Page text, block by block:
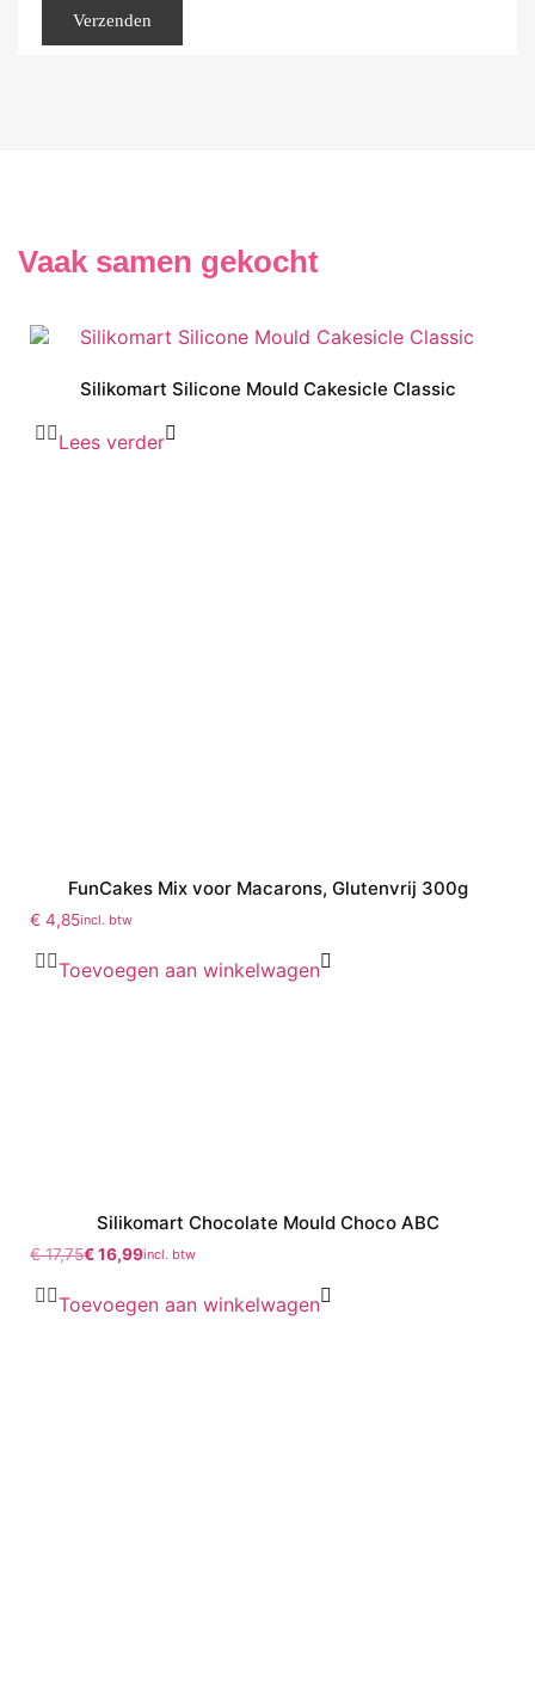
Vaak samen gekocht
Silikomart Silicone Mould Cakesicle Classic
Lees verder
FunCakes Mix voor Macarons, Glutenvrij 300g
€ 4,85incl. btw
Toevoegen aan winkelwagen
Silikomart Chocolate Mould Choco ABC
€17,75€16,99incl. btw
Toevoegen aan winkelwagen